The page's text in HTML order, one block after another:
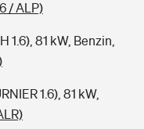
/ ALP)
1.6), 81 kW, Benzin,
1.6), 81 kW,